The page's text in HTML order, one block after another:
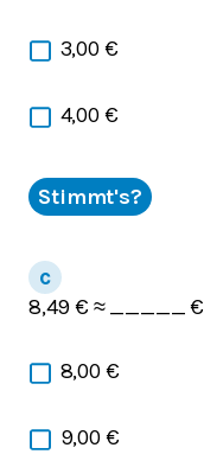
3,00 €
4,00 €
Stimmt's?
8,49 € ≈ _____ €
8,00 €
9,00 €